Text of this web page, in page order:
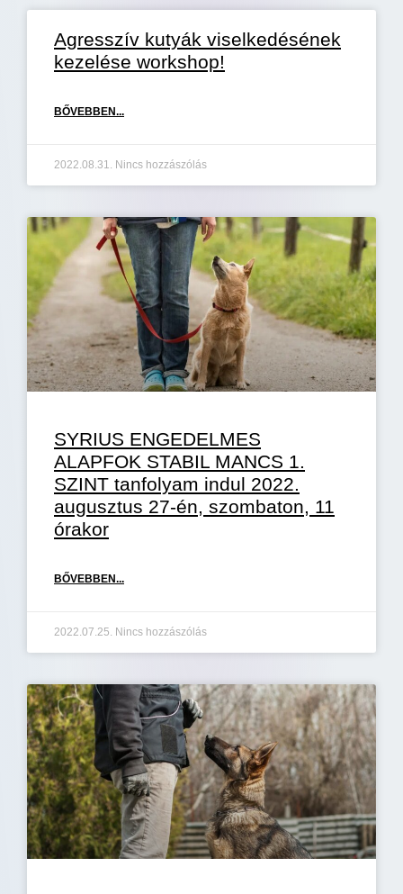
Agresszív kutyák viselkedésének
kezelése workshop!
BŐVEBBEN...
2022.08.31. Nincs hozzászólás
SYRIUS ENGEDELMES
ALAPFOK STABIL MANCS 1.
SZINT tanfolyam indul 2022.
augusztus 27-én, szombaton, 11
órakor
BŐVEBBEN...
2022.07.25. Nincs hozzászólás